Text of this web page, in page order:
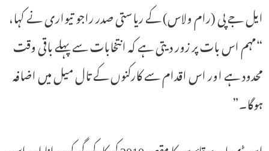
ایل جے پی (رام ولاس) کے ریاستی صدر راجو تیواری نے کہا،
“مہم اس بات پر زور دیتی ہے کہ انتخابات سے پہلے باقی وقت
محدود ہے اور اس اقدام سے کارکنوں کے تال میل میں اضافہ
ہوگا۔”